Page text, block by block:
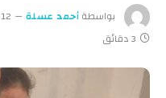
بواسطةأحمد عسلة 12 نوفمبر، 2025
3 دقائق